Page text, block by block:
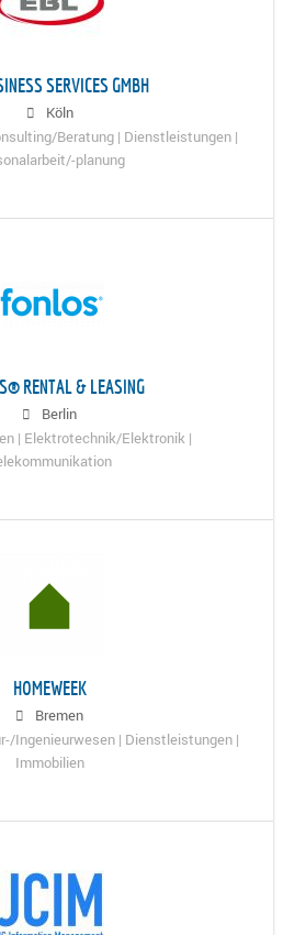
SERVICES GMBH
Köln
Beratung | Dienstleistungen |
planung
RENTAL & LEASING
Berlin
| Elektrotechnik/Elektronik |
HOMEWEEK
Bremen
Ingenieurwesen | Dienstleistungen |
Immobilien